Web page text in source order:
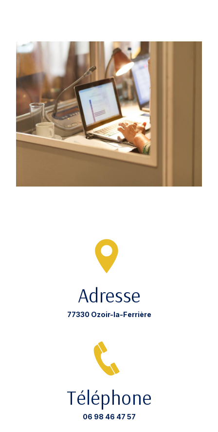
Adresse
77330 Ozoir-la-Ferrière
Téléphone
06 98 46 47 57